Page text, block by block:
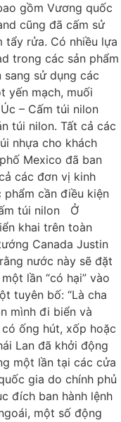
gồm Vương quốc
cũng đã cấm sử
tẩy rửa. Có nhiều lựa
trong các sản phẩm
sử dụng các
yến mạch, muối
– Cấm túi nilon
túi nilon. Tất cả các
nhựa cho khách
Mexico đã ban
các đơn vị kinh
cần điều kiện
túi nilon Ở
khai trên toàn
Canada Justin
nước này sẽ đặt
lần “có hại” vào
tuyên bố: “Là cha
mình đi biển và
ống hút, xốp hoặc
Lan đã khởi động
một lần tại các cửa
gia do chính phủ
đích ban hành lệnh
một số động